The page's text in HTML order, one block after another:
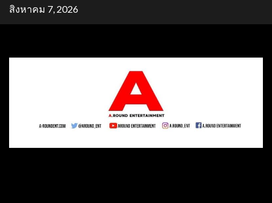
Skipสิงหาคม 7, 2026